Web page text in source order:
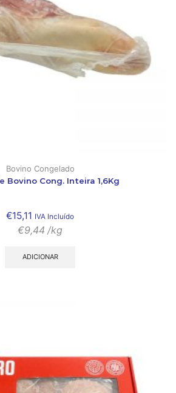
Bovino Congelado
Bovino Cong. Inteira 1,6Kg
€15,11 IVA Incluído
€9,44 /kg
ADICIONAR